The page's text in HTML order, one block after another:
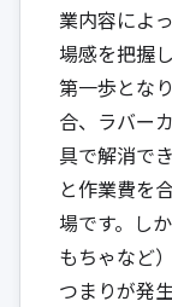
業内容によ
場感を把握
第一歩とな
合、ラバー
具で解消で
と作業費を
場です。し
もちゃなど
つまりが発